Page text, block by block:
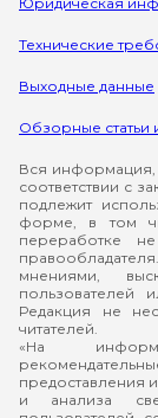
Технические
Выходные данные
Обзорные статьи
Вся информация,
соответствии с
подлежит
форме, в том
переработке
мнениями,
пользователей
Редакция не
читателей.
«На
предоставления
и анализа